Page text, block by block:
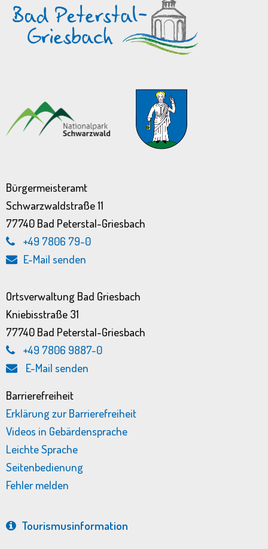
Bürgermeisteramt
Schwarzwaldstraße 11
77740 Bad Peterstal-Griesbach
+49 7806 79-0
E-Mail senden
Ortsverwaltung Bad Griesbach
Kniebisstraße 31
77740 Bad Peterstal-Griesbach
+49 7806 9887-0
E-Mail senden
Barrierefreiheit
Erklärung zur Barrierefreiheit
Videos in Gebärdensprache
Leichte Sprache
Seitenbedienung
Fehler melden
Tourismus­information